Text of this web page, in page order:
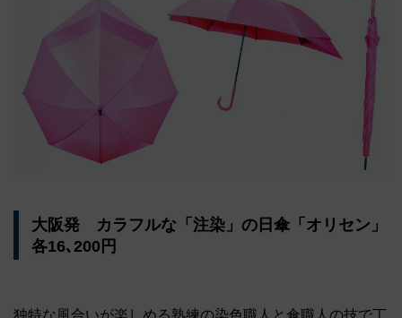
大阪発 カラフルな「注染」の日傘「オリセン」
各16､200円